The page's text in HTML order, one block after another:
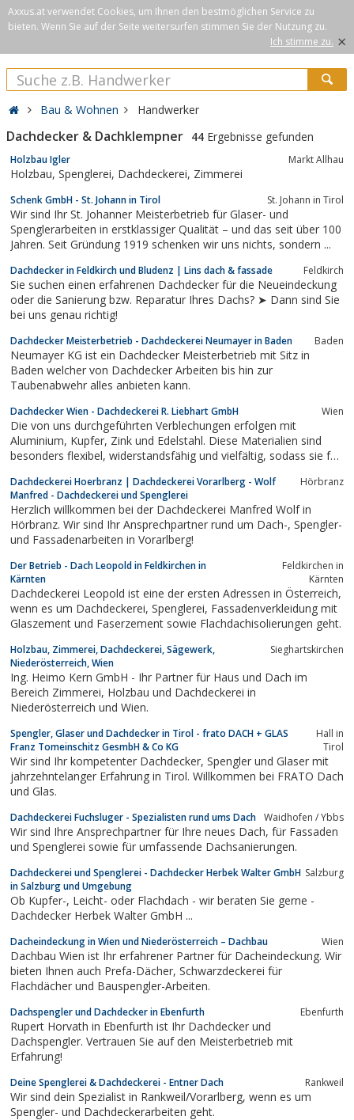
Axxus.at verwendet Cookies, um Ihnen den bestmöglichen Service zu
bieten. Wenn Sie auf der Seite weitersurfen stimmen Sie der Nutzung zu.
Ich stimme zu. ×
Bau & Wohnen Handwerker
Dachdecker & Dachklempner 44 Ergebnisse gefunden
Holzbau Igler Markt Allhau
Holzbau, Spenglerei, Dachdeckerei, Zimmerei
Schenk GmbH - St. Johann in Tirol St. Johann in Tirol
Wir sind Ihr St. Johanner Meisterbetrieb für Glaser- und
Spenglerarbeiten in erstklassiger Qualität – und das seit über 100
Jahren. Seit Gründung 1919 schenken wir uns nichts, sondern ...
Dachdecker in Feldkirch und Bludenz | Lins dach & fassade Feldkirch
Sie suchen einen erfahrenen Dachdecker für die Neueindeckung
oder die Sanierung bzw. Reparatur Ihres Dachs? ➤ Dann sind Sie
bei uns genau richtig!
Dachdecker Meisterbetrieb - Dachdeckerei Neumayer in Baden Baden
Neumayer KG ist ein Dachdecker Meisterbetrieb mit Sitz in
Baden welcher von Dachdecker Arbeiten bis hin zur
Taubenabwehr alles anbieten kann.
Dachdecker Wien - Dachdeckerei R. Liebhart GmbH Wien
Die von uns durchgeführten Verblechungen erfolgen mit
Aluminium, Kupfer, Zink und Edelstahl. Diese Materialien sind
besonders flexibel, widerstandsfähig und vielfältig, sodass sie für
darunter:Dachrinnenanlagen und AblaufrohreEinfassungen von...
Dachdeckerei Hoerbranz | Dachdeckerei Vorarlberg - Wolf
Manfred - Dachdeckerei und Spenglerei
Hörbranz
Herzlich willkommen bei der Dachdeckerei Manfred Wolf in
Hörbranz. Wir sind Ihr Ansprechpartner rund um Dach-, Spengler-
und Fassadenarbeiten in Vorarlberg!
Der Betrieb - Dach Leopold in Feldkirchen in
Kärnten
Feldkirchen in
Kärnten
Dachdeckerei Leopold ist eine der ersten Adressen in Österreich,
wenn es um Dachdeckerei, Spenglerei, Fassadenverkleidung mit
Glaszement und Faserzement sowie Flachdachisolierungen geht.
Holzbau, Zimmerei, Dachdeckerei, Sägewerk,
Niederösterreich, Wien
Sieghartskirchen
Ing. Heimo Kern GmbH - Ihr Partner für Haus und Dach im
Bereich Zimmerei, Holzbau und Dachdeckerei in
Niederösterreich und Wien.
Spengler, Glaser und Dachdecker in Tirol - frato DACH + GLAS
Franz Tomeinschitz GesmbH & Co KG
Hall in
Tirol
Wir sind Ihr kompetenter Dachdecker, Spengler und Glaser mit
jahrzehntelanger Erfahrung in Tirol. Willkommen bei FRATO Dach
und Glas.
Dachdeckerei Fuchsluger - Spezialisten rund ums Dach Waidhofen / Ybbs
Wir sind Ihre Ansprechpartner für Ihre neues Dach, für Fassaden
und Spenglerei sowie für umfassende Dachsanierungen.
Dachdeckerei und Spenglerei - Dachdecker Herbek Walter GmbH
in Salzburg und Umgebung
Salzburg
Ob Kupfer-, Leicht- oder Flachdach - wir beraten Sie gerne -
Dachdecker Herbek Walter GmbH ...
Dacheindeckung in Wien und Niederösterreich – Dachbau Wien
Dachbau Wien ist Ihr erfahrener Partner für Dacheindeckung. Wir
bieten Ihnen auch Prefa-Dächer, Schwarzdeckerei für
Flachdächer und Bauspengler-Arbeiten.
Dachspengler und Dachdecker in Ebenfurth Ebenfurth
Rupert Horvath in Ebenfurth ist Ihr Dachdecker und
Dachspengler. Vertrauen Sie auf den Meisterbetrieb mit
Erfahrung!
Deine Spenglerei & Dachdeckerei - Entner Dach Rankweil
Wir sind dein Spezialist in Rankweil/Vorarlberg, wenn es um
Spengler- und Dachdeckerarbeiten geht.